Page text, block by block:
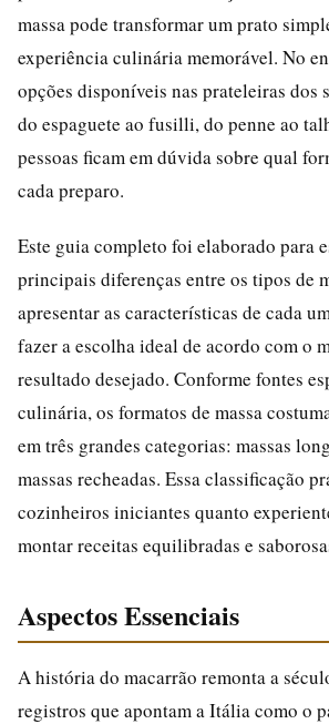
massa pode transformar um prato
experiência culinária memorável. No
opções disponíveis nas prateleiras
do espaguete ao fusilli, do penne ao
pessoas ficam em dúvida sobre qual
cada preparo.
Este guia completo foi elaborado para
principais diferenças entre os tipos de
apresentar as características de cada
fazer a escolha ideal de acordo com o
resultado desejado. Conforme fontes
culinária, os formatos de massa
em três grandes categorias: massas
massas recheadas. Essa classificação
cozinheiros iniciantes quanto
montar receitas equilibradas e
Aspectos Essenciais
A história do macarrão remonta a
registros que apontam a Itália como o